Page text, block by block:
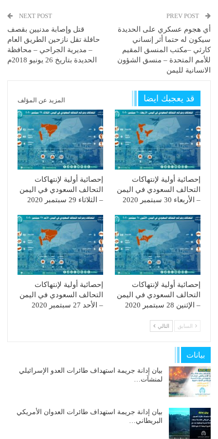
أي هجوم عسكري على الحديدة
سيكون له حتما أثر إنساني
كارثي –مكتب المنسق المقيم
للأمم المتحدة – منسق الشؤون
الانسانية لليمن
NEXT POST
قتل وإصابة مدنيين بقصف
حافلة تقل نازحين الطريق العام
– مديرية الجراحي – محافظة
الحديدة بتاريخ 26 يونيو 2018م
قد يعجبك ايضا المزيد عن المؤلف
إحصائية أولية لإنتهاكات
التحالف السعودي في اليمن
– الأربعاء 30 سبتمبر 2020
إحصائية أولية لإنتهاكات
التحالف السعودي في اليمن
– الثلاثاء 29 سبتمبر 2020
إحصائية أولية لإنتهاكات
التحالف السعودي في اليمن
– الإثنين 28 سبتمبر 2020
إحصائية أولية لإنتهاكات
التحالف السعودي في اليمن
– الأحد 27 سبتمبر 2020
السابق التالي
بيانات
بيان إدانة جريمة استهداف طائرات العدو الإسرائيلي
لمنشآت…
بيان إدانة جريمة استهداف طائرات العدوان الأمريكي
البريطاني…